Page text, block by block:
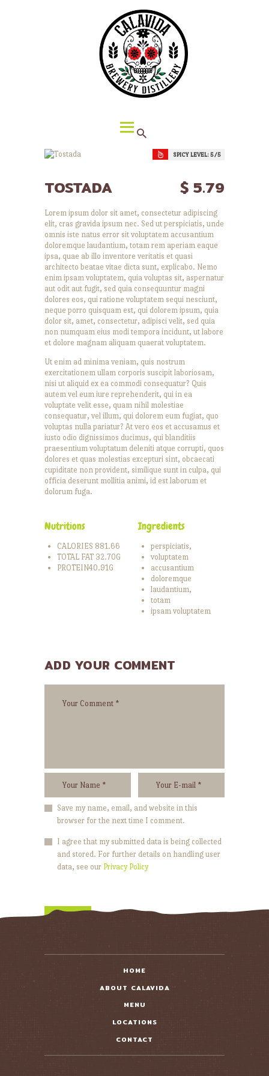
ABOUT CALAVIDA
EVENTS
¡VIVA CALAVIDA!
LOCATIONS
TOSTADA $ 5.79
SPICY LEVEL: 5
Lorem ipsum dolor sit amet, consectetur adipiscing
elit, cras gravida ipsum nec. Sed ut perspiciatis, unde
omnis iste natus error sit voluptatem accusantium
doloremque laudantium, totam rem aperiam eaque
ipsa, quae ab illo inventore veritatis et quasi
architecto beatae vitae dicta sunt, explicabo. Nemo
enim ipsam voluptatem, quia voluptas sit, aspernatur
aut odit aut fugit, sed quia consequuntur magni
dolores eos, qui ratione voluptatem sequi nesciunt,
neque porro quisquam est, qui dolorem ipsum, quia
dolor sit, amet, consectetur, adipisci velit, sed quia
non numquam eius modi tempora incidunt, ut labore
et dolore magnam aliquam quaerat voluptatem.
Ut enim ad minima veniam, quis nostrum
exercitationem ullam corporis suscipit laboriosam,
nisi ut aliquid ex ea commodi consequatur? Quis
autem vel eum iure reprehenderit, qui in ea
voluptate velit esse, quam nihil molestiae
consequatur, vel illum, qui dolorem eum fugiat, quo
voluptas nulla pariatur? At vero eos et accusamus et
iusto odio dignissimos ducimus, qui blanditiis
praesentium voluptatum deleniti atque corrupti, quos
dolores et quas molestias excepturi sint, obcaecati
cupiditate non provident, similique sunt in culpa, qui
officia deserunt mollitia animi, id est laborum et
dolorum fuga.
Nutritions
CALORIES 881.66
TOTAL FAT 32.70G
PROTEIN40.91G
Ingredients
perspiciatis,
voluptatem
accusantium
doloremque
laudantium,
totam
ipsam voluptatem
ADD YOUR COMMENT
Save my name, email, and website in this
browser for the next time I comment.
I agree that my submitted data is being collected
and stored. For further details on handling user
data, see our Privacy Policy
HOME
ABOUT CALAVIDA
MENU
LOCATIONS
CONTACT